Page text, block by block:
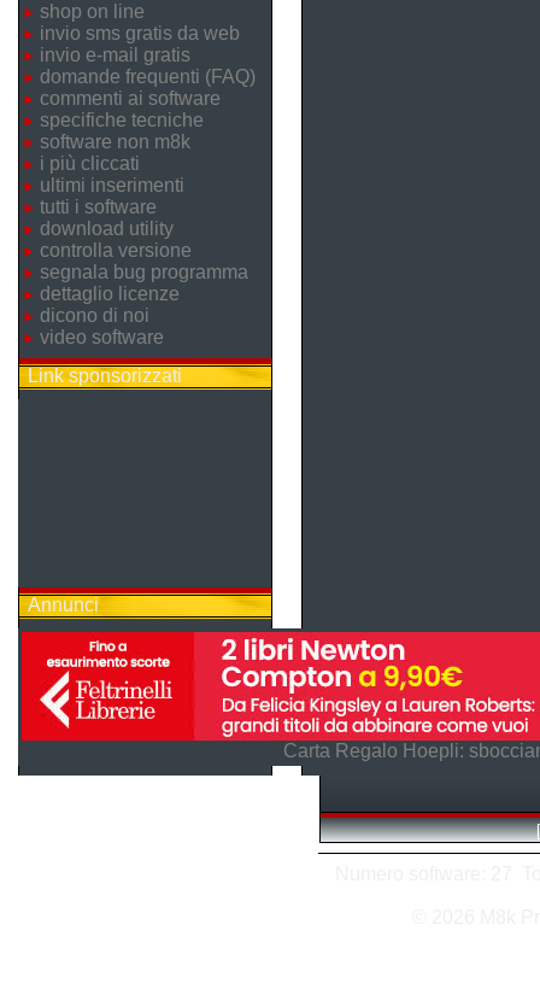
shop on line
invio sms gratis da web
invio e-mail gratis
domande frequenti (FAQ)
commenti ai software
specifiche tecniche
software non m8k
i più cliccati
ultimi inserimenti
tutti i software
download utility
controlla versione
segnala bug programma
dettaglio licenze
dicono di noi
video software
Link sponsorizzati
Annunci
Carta Regalo Hoepli:
[